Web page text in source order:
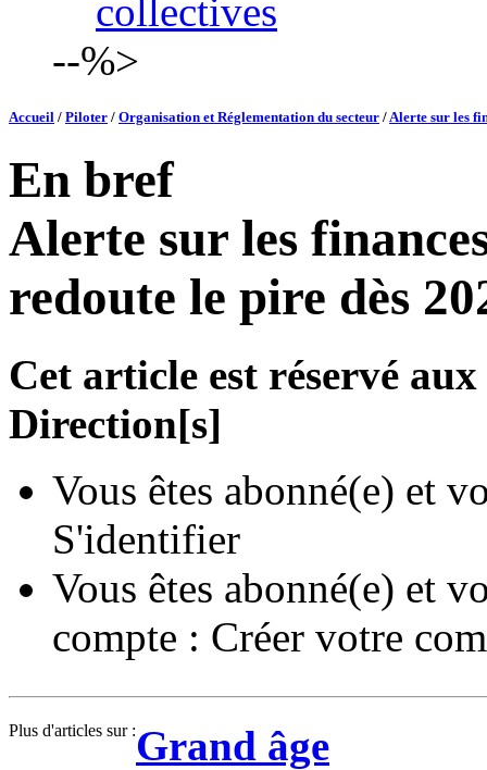
collectives
--%>
Accueil / Piloter / Organisation et Réglementation du secteur /Alerte sur les
En bref
Alerte sur les
redoute le pire dès
Cet article est réservé
Direction[s]
Vous êtes abonné(e) et
S'identifier
Vous êtes abonné(e) et
compte : Créer votre
Plus d'articles sur :Grand âge